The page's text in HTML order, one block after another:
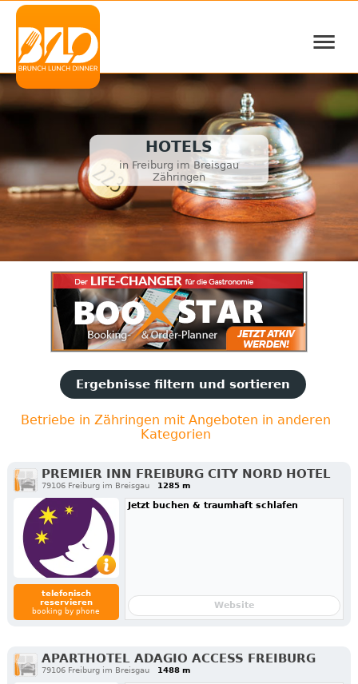
≡
HOTELS
in Freiburg im Breisgau
Zähringen
Ergebnisse filtern und sortieren
Betriebe in Zähringen mit Angeboten in anderen
Kategorien
PREMIER INN FREIBURG CITY NORD HOTEL
79106 Freiburg im Breisgau 1285 m
telefonisch
reservieren
booking by phone
Jetzt buchen & traumhaft schlafen
Website
APARTHOTEL ADAGIO ACCESS FREIBURG
79106 Freiburg im Breisgau 1488 m